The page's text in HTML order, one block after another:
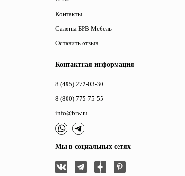
Контакты
Салоны БРВ Мебель
Оставить отзыв
Контактная информация
8 (495) 272-03-30
8 (800) 775-75-55
info@brw.ru
Мы в социальных сетях